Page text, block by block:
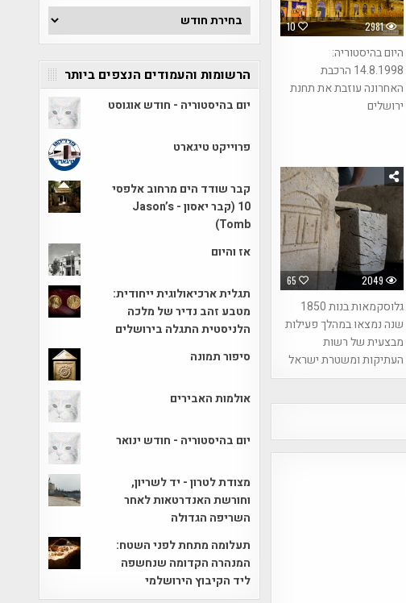
10 2981
היום בהיסטוריה:
14.8.1998 הרכבת
האחרונה עוזבת את תחנת
ירושלים
65 2049
גלוסקמאות בנות 1850
שנה נמצאו במהלך פעילות
מבצעית של רשות
העתיקות ומשטרת ישראל
ארכיון
הכתבות
הרשומות והעמודים הנצפים ביותר
יום בהיסטוריה - חודש אוגוסט
פרוייקט טיגארט
קבר שודד הים מרחוב אלפסי
10 (קבר יאסון - Jason’s
Tomb)
אז והיום
תגלית ארכיאולוגית ייחודית:
מטבע זהב נדיר של מלכה
הלניסטית התגלה בירושלים
סיפור תמונה
אולמות האבירים
יום בהיסטוריה - חודש ינואר
מצודת לטרון - יד לשריון,
וחורשת האנדרטאות לאחר
השריפה הגדולה
תעלומה מתחת לפני השטח:
המנהרה הקדומה שנחשפה
ליד הקיבוץ הירושלמי